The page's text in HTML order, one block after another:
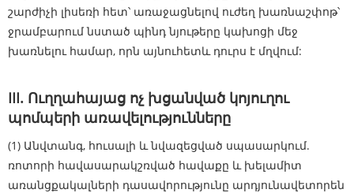
շարժիչի լիսեռի հետ՝ առաջացնելով ուժեղ խառնաշփոթ՝
ջրամբարում նստած պինդ նյութերը կախոցի մեջ
խառնելու համար, որն այնուհետև դուրս է մղվում:
III. Ուղղահայաց ոչ խցանված կոյուղու
պոմպերի առավելությունները
(1) Անվտանգ, հուսալի և նվազեցված սպասարկում.
ռոտորի հավասարակշռված հավաքը և խելամիտ
առանցքակալների դասավորությունը արդյունավետորեն